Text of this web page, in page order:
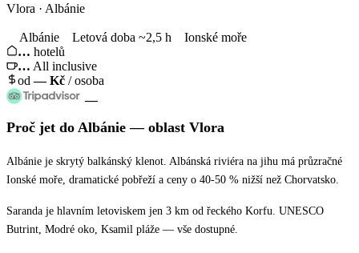
Vlora · Albánie
Albánie Letová doba ~2,5 h
Ionské moře
… hotelů
… All inclusive
od—Kč / osoba
—
Proč jet do Albánie — oblast Vlora
Albánie je skrytý balkánský klenot. Albánská riviéra na jihu má průzračné
Ionské moře, dramatické pobřeží a ceny o 40-50 % nižší než Chorvatsko.
Saranda je hlavním letoviskem jen 3 km od řeckého Korfu. UNESCO
Butrint, Modré oko, Ksamil pláže — vše dostupné.